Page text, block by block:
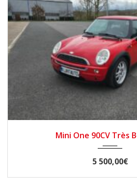
Mini One 90CV Très
5 500,00€